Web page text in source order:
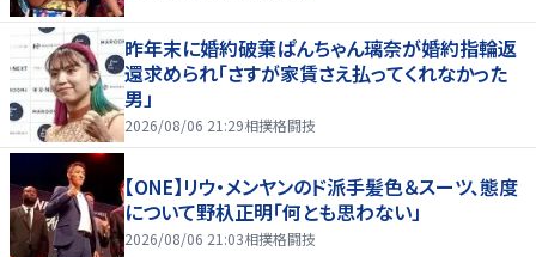
昨年末に婚約破棄ぱんちゃん璃奈が婚約指輪返
還求められ「さすが家賃さえ払ってくれなかった
男」
2026/08/06 21:29相撲格闘技
【ONE】リウ・メンヤンのド派手髪色＆スーツ、態度
について野杁正明「何とも思わない」
2026/08/06 21:03相撲格闘技